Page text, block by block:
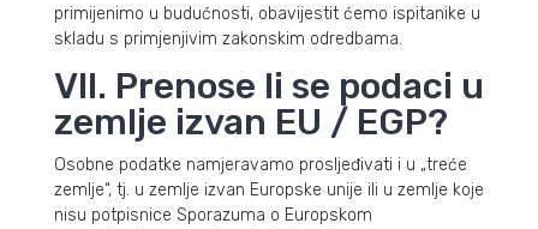
primijenimo u budućnosti, obavijestit ćemo ispitanike u
skladu s primjenjivim zakonskim odredbama.
VII. Prenose li se podaci u
zemlje izvan EU / EGP?
Osobne podatke namjeravamo prosljeđivati i u „treće
zemlje“, tj. u zemlje izvan Europske unije ili u zemlje koje
nisu potpisnice Sporazuma o Europskom